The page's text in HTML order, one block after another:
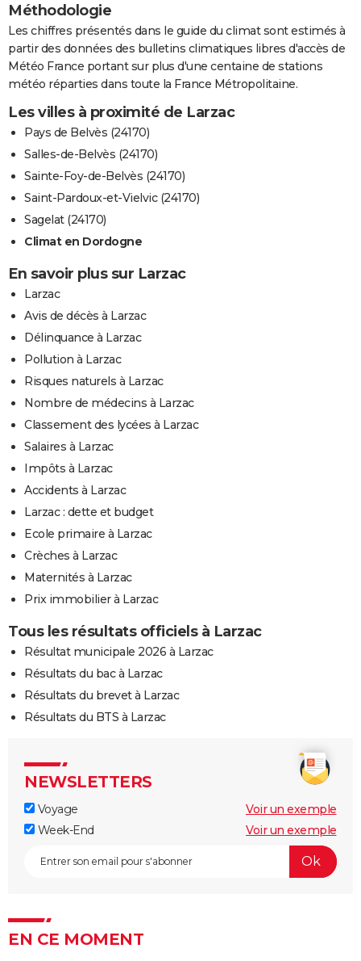
Méthodologie
Les chiffres présentés dans le guide du climat sont estimés à
partir des données des bulletins climatiques libres d'accès de
Météo France portant sur plus d'une centaine de stations
météo réparties dans toute la France Métropolitaine.
Les villes à proximité de Larzac
Pays de Belvès (24170)
Salles-de-Belvès (24170)
Sainte-Foy-de-Belvès (24170)
Saint-Pardoux-et-Vielvic (24170)
Sagelat (24170)
Climat en Dordogne
En savoir plus sur Larzac
Larzac
Avis de décès à Larzac
Délinquance à Larzac
Pollution à Larzac
Risques naturels à Larzac
Nombre de médecins à Larzac
Classement des lycées à Larzac
Salaires à Larzac
Impôts à Larzac
Accidents à Larzac
Larzac : dette et budget
Ecole primaire à Larzac
Crèches à Larzac
Maternités à Larzac
Prix immobilier à Larzac
Tous les résultats officiels à Larzac
Résultat municipale 2026 à Larzac
Résultats du bac à Larzac
Résultats du brevet à Larzac
Résultats du BTS à Larzac
NEWSLETTERS
Voyage
Voir un exemple
Week-End
Voir un exemple
EN CE MOMENT